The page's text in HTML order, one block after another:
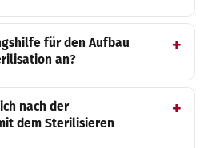
für den Aufbau
an?
nach der
dem Sterilisieren